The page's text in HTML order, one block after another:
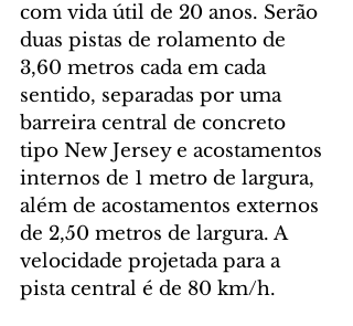
com vida útil de 20 anos. Serão
duas pistas de rolamento de
3,60 metros cada em cada
sentido, separadas por uma
barreira central de concreto
tipo New Jersey e acostamentos
internos de 1 metro de largura,
além de acostamentos externos
de 2,50 metros de largura. A
velocidade projetada para a
pista central é de 80 km/h.